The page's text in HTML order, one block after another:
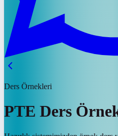
Ders Örnekleri
PTE Ders